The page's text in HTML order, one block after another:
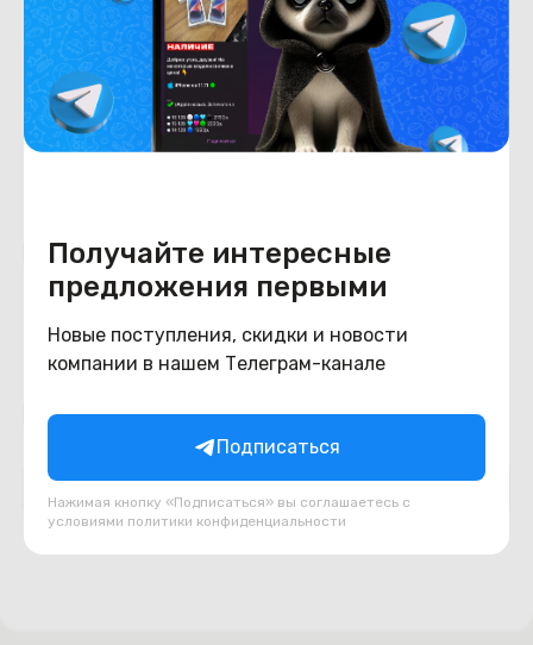
Получайте интересные
предложения первыми
Новые поступления, скидки и новости
компании в нашем Телеграм-канале
Подписаться
Нажимая кнопку «Подписаться» вы соглашаетесь с
условиями политики конфиденциальности
Состояние
Состояние удовлетворительное
Похожие товары
Подборки товаров в категории